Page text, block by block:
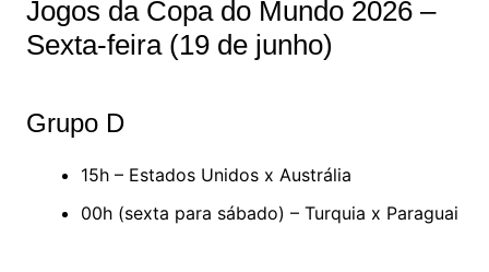
Jogos da Copa do Mundo 2026 –
Sexta-feira (19 de junho)
Grupo D
15h – Estados Unidos x Austrália
00h (sexta para sábado) – Turquia x Paraguai